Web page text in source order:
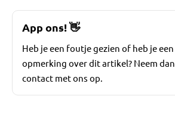
App ons!👋
Heb je een foutje gezien of heb je een
opmerking over dit artikel? Neem dan
contact met ons op.